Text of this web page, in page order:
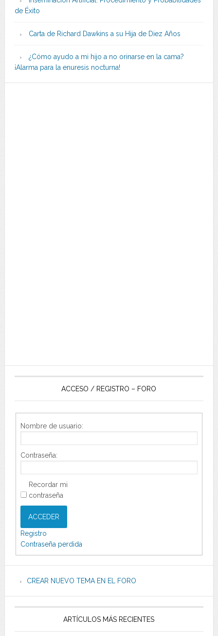
de Éxito
Carta de Richard Dawkins a su Hija de Diez Años
¿Cómo ayudo a mi hijo a no orinarse en la cama?
¡Alarma para la enuresis nocturna!
ACCESO / REGISTRO – FORO
Nombre de usuario:
Contraseña:
Recordar mi
contraseña
ACCEDER
Registro
Contraseña perdida
CREAR NUEVO TEMA EN EL FORO
ARTÍCULOS MÁS RECIENTES